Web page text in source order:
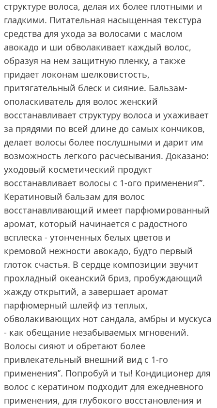
структуре волоса, делая их более плотными и
гладкими. Питательная насыщенная текстура
средства для ухода за волосами с маслом
авокадо и ши обволакивает каждый волос,
образуя на нем защитную пленку, а также
придает локонам шелковистость,
притягательный блеск и сияние. Бальзам-
ополаскиватель для волос женский
восстанавливает структуру волоса и ухаживает
за прядями по всей длине до самых кончиков,
делает волосы более послушными и дарит им
возможность легкого расчесывания. Доказано:
уходовый косметический продукт
восстанавливает волосы с 1-ого применения’’’.
Кератиновый бальзам для волос
восстанавливающий имеет парфюмированный
аромат, который начинается с радостного
всплеска - утонченных белых цветов и
кремовой нежности авокадо, будто первый
глоток счастья. В сердце композиции звучит
прохладный океанский бриз, пробуждающий
жажду открытий, а завершает аромат
парфюмерный шлейф из теплых,
обволакивающих нот сандала, амбры и мускуса
- как обещание незабываемых мгновений.
Волосы сияют и обретают более
привлекательный внешний вид с 1-го
применения’’. Попробуй и ты! Кондиционер для
волос с кератином подходит для ежедневного
применения, для глубокого восстановления и